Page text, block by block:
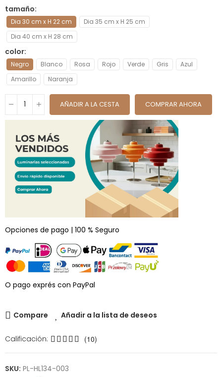
tamaño
Dia 30 cm x H 22 cm
Dia 35 cm x H 25 cm
Dia 40 cm x H 28 cm
color
Negro Blanco Rosa Rojo Verde Gris
Azul
Amarillo
Naranja
AÑADIR A LA CESTA COMPRAR AHORA
Opciones de pago | 100 % Seguro
O pago exprés con PayPal
Compare Añadir a la lista de deseos
Calificación: (10)
SKU: PL-HL134-003